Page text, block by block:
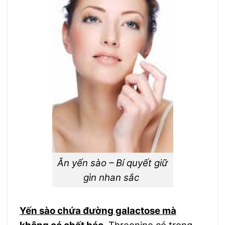
Ăn yến sào – Bí quyết giữ
gìn nhan sắc
Yến sào chứa đường galactose mà